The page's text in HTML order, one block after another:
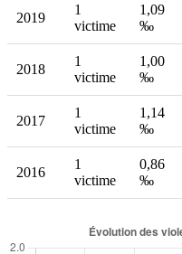
2019
1
victime
1,09
‰
2018
1
victime
1,00
‰
2017
1
victime
1,14
‰
2016
1
victime
0,86
‰